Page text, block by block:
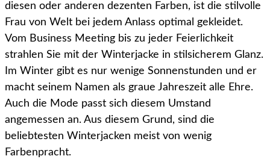
diesen oder anderen dezenten Farben, ist die stilvolle
Frau von Welt bei jedem Anlass optimal gekleidet.
Vom Business Meeting bis zu jeder Feierlichkeit
strahlen Sie mit der Winterjacke in stilsicherem Glanz.
Im Winter gibt es nur wenige Sonnenstunden und er
macht seinem Namen als graue Jahreszeit alle Ehre.
Auch die Mode passt sich diesem Umstand
angemessen an. Aus diesem Grund, sind die
beliebtesten Winterjacken meist von wenig
Farbenpracht.